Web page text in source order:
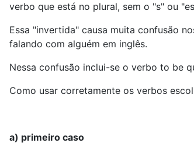
verbo que está no plural, sem o "s" ou
Essa "invertida" causa muita confusão
falando com alguém em inglês.
Nessa confusão inclui-se o verbo to be
Como usar corretamente os verbos
a) primeiro caso